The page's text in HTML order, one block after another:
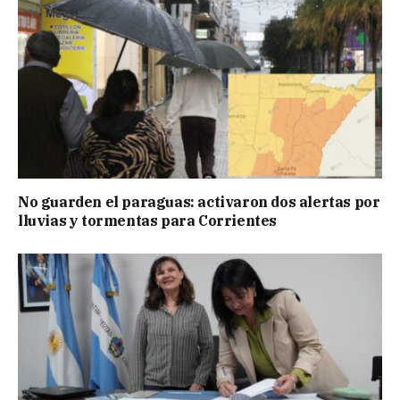
No guarden el paraguas: activaron dos alertas por
lluvias y tormentas para Corrientes